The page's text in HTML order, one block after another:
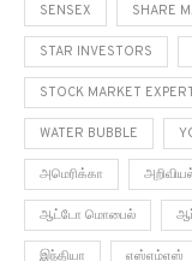
SENSEX SHARE
STAR INVESTORS
STOCK MARKET
WATER BUBBLE
அமெரிக்கா
ஆட்டோ மொபைல்
இந்தியா எஸ்எம்எஸ்